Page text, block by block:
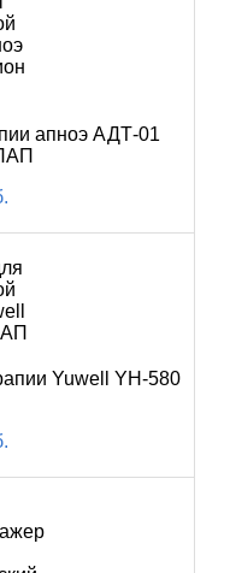
апноэ АДТ-01
Yuwell YH-580